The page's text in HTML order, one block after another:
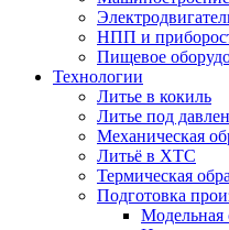
НПП и
Пищевое
Технологии
Литье в кокиль
Литье под
Механическая
Литьё в ХТС
Термическая
Подготовка
Модельная